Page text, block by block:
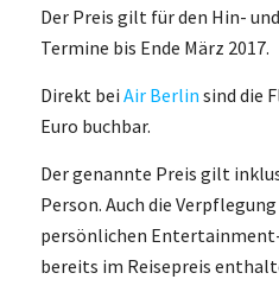
Der Preis gilt für den Hin-
Termine bis Ende März 2017.
Direkt bei Air Berlin sind die
Euro buchbar.
Der genannte Preis gilt
Person. Auch die
persönlichen
bereits im Reisepreis